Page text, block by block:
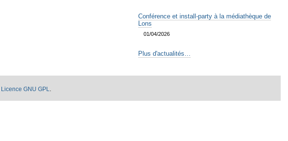
Conférence et install-party à la médiathèque de
Lons
01/04/2026
Plus d'actualités…
Licence GNU GPL